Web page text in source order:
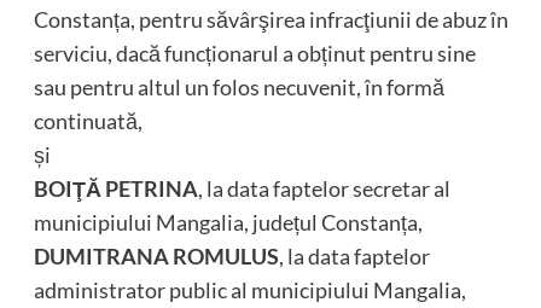
Constanța, pentru săvârşirea infracţiunii de abuz în
serviciu, dacă funcționarul a obținut pentru sine
sau pentru altul un folos necuvenit, în formă
continuată,
și
BOIŢĂ PETRINA, la data faptelor secretar al
municipiului Mangalia, județul Constanța,
DUMITRANA ROMULUS, la data faptelor
administrator public al municipiului Mangalia,